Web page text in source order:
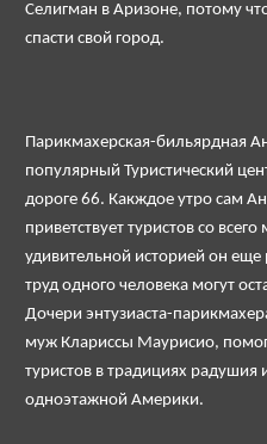
Селигман в Аризоне, потому
спасти свой город.
Парикмахерская-бильярдная
популярный Туристический
дороге 66. Какждое утро сам
приветствует туристов со
удивительной историей он еще
труд одного человека могут
Дочери энтузиаста-
муж Клариссы Маурисио,
туристов в традициях радушия
одноэтажной Америки.